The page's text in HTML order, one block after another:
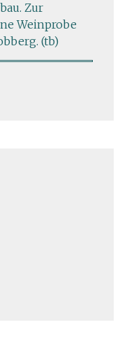
Zur
Weinprobe
(tb)